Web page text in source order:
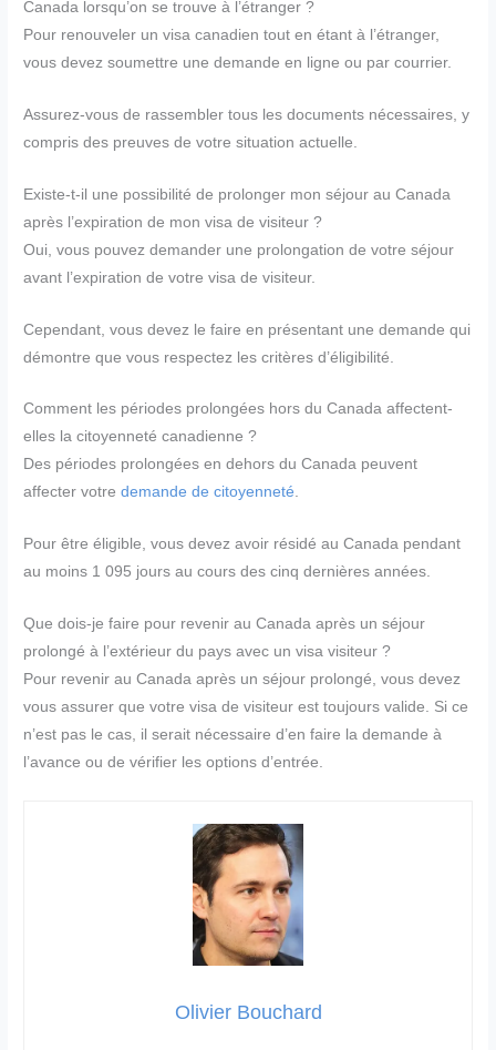
Canada lorsqu’on se trouve à l’étranger ?
Pour renouveler un visa canadien tout en étant à l’étranger,
vous devez soumettre une demande en ligne ou par courrier.
Assurez-vous de rassembler tous les documents nécessaires, y
compris des preuves de votre situation actuelle.
Existe-t-il une possibilité de prolonger mon séjour au Canada
après l’expiration de mon visa de visiteur ?
Oui, vous pouvez demander une prolongation de votre séjour
avant l’expiration de votre visa de visiteur.
Cependant, vous devez le faire en présentant une demande qui
démontre que vous respectez les critères d’éligibilité.
Comment les périodes prolongées hors du Canada affectent-
elles la citoyenneté canadienne ?
Des périodes prolongées en dehors du Canada peuvent
affecter votredemande de citoyenneté.
Pour être éligible, vous devez avoir résidé au Canada pendant
au moins 1 095 jours au cours des cinq dernières années.
Que dois-je faire pour revenir au Canada après un séjour
prolongé à l’extérieur du pays avec un visa visiteur ?
Pour revenir au Canada après un séjour prolongé, vous devez
vous assurer que votre visa de visiteur est toujours valide. Si ce
n’est pas le cas, il serait nécessaire d’en faire la demande à
l’avance ou de vérifier les options d’entrée.
Olivier Bouchard